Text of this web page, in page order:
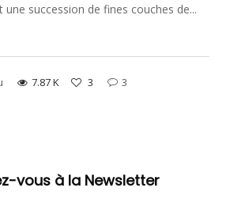
succession de fines couches de...
7.87 K 3 3
vous à la Newsletter